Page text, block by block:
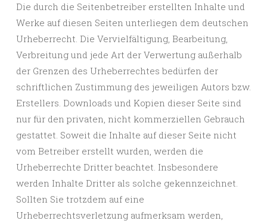
Die durch die Seitenbetreiber erstellten Inhalte und
Werke auf diesen Seiten unterliegen dem deutschen
Urheberrecht. Die Vervielfältigung, Bearbeitung,
Verbreitung und jede Art der Verwertung außerhalb
der Grenzen des Urheberrechtes bedürfen der
schriftlichen Zustimmung des jeweiligen Autors bzw.
Erstellers. Downloads und Kopien dieser Seite sind
nur für den privaten, nicht kommerziellen Gebrauch
gestattet. Soweit die Inhalte auf dieser Seite nicht
vom Betreiber erstellt wurden, werden die
Urheberrechte Dritter beachtet. Insbesondere
werden Inhalte Dritter als solche gekennzeichnet.
Sollten Sie trotzdem auf eine
Urheberrechtsverletzung aufmerksam werden,